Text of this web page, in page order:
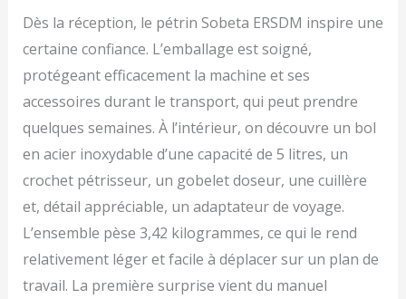
Dès la réception, le pétrin Sobeta ERSDM inspire une
certaine confiance. L’emballage est soigné,
protégeant efficacement la machine et ses
accessoires durant le transport, qui peut prendre
quelques semaines. À l’intérieur, on découvre un bol
en acier inoxydable d’une capacité de 5 litres, un
crochet pétrisseur, un gobelet doseur, une cuillère
et, détail appréciable, un adaptateur de voyage.
L’ensemble pèse 3,42 kilogrammes, ce qui le rend
relativement léger et facile à déplacer sur un plan de
travail. La première surprise vient du manuel